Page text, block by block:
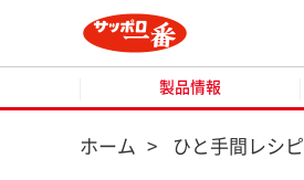
製品情報
ホーム > ひと手間レシピ